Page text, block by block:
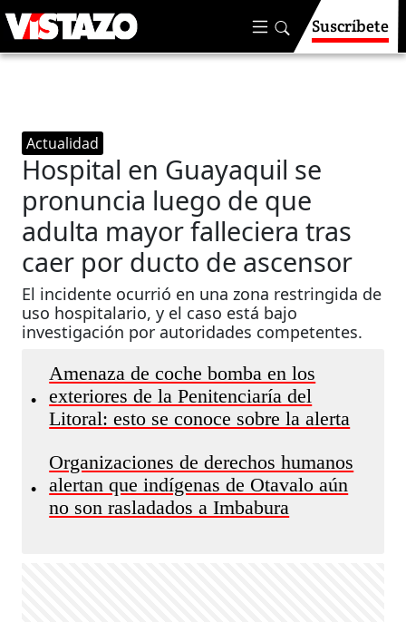
Suscríbete
Actualidad
Hospital en Guayaquil se
pronuncia luego de que
adulta mayor falleciera tras
caer por ducto de ascensor
El incidente ocurrió en una zona restringida de
uso hospitalario, y el caso está bajo
investigación por autoridades competentes.
•
Amenaza de coche bomba en los
exteriores de la Penitenciaría del
Litoral: esto se conoce sobre la alerta
•
Organizaciones de derechos humanos
alertan que indígenas de Otavalo aún
no son rasladados a Imbabura